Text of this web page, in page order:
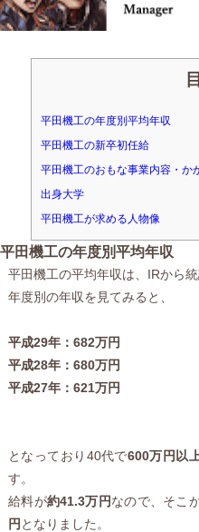
平田機工の年度別平均年収
平田機工の新卒初任給
平田機工のおもな事業内容・か
出身大学
平田機工が求める人物像
平田機工の年度別平均年収
平田機工の平均年収は、IRから
年度別の年収を見てみると、
平成29年：682万円
平成28年：680万円
平成27年：621万円
となっており40代で600万円以
す。
給料が約41.3万円なので、そこ
円 となりました。